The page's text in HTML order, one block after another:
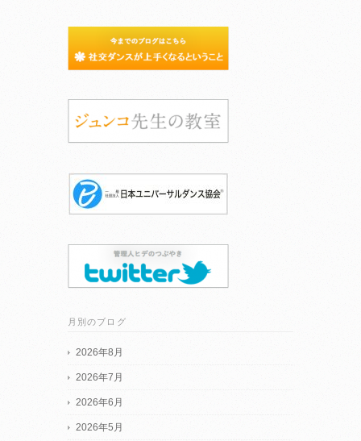
月別のブログ
2026年8月
2026年7月
2026年6月
2026年5月